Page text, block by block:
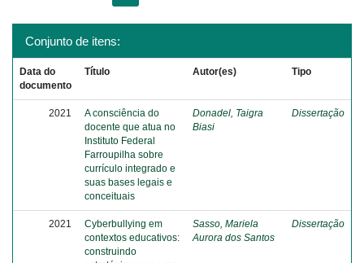
Conjunto de itens:
Data do
documento
Título Autor(es) Tipo
2021
A consciência do
docente que atua no
Instituto Federal
Farroupilha sobre
currículo integrado e
suas bases legais e
conceituais
Donadel, Taigra
Biasi
Dissertação
2021
Cyberbullying em
contextos educativos:
construindo
Sasso, Mariela
Aurora dos Santos
Dissertação